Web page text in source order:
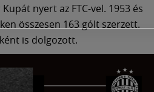
nyert az FTC-vel. 1953 és
összesen 163 gólt szerzett.
is dolgozott.